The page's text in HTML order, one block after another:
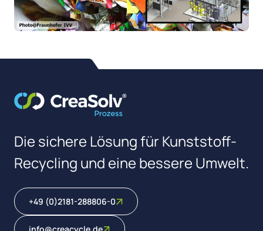
Die sichere Lösung für Kunststoff-
Recycling und eine bessere Umwelt.
+49 (0)2181-288806-0